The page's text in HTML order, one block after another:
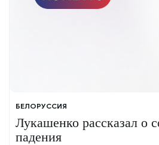
БЕЛОРУССИЯ
Лукашенко рассказал о
падения